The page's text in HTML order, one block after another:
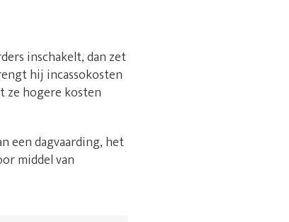
inschakelt, dan zet
hij incassokosten
ze hogere kosten
een dagvaarding, het
middel van